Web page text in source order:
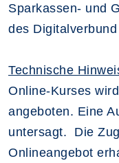
Sparkassen- und
des
Technische
Online-Kurses
angeboten. Eine
untersagt. Die
Onlineangebot